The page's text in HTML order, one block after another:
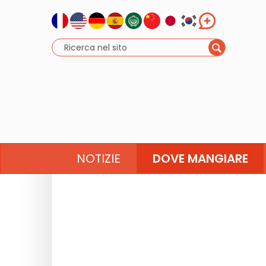
NOTIZIE DOVE MANGIARE